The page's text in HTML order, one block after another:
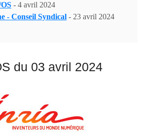
- 4 avril 2024
- Conseil Syndical - 23 avril 2024
du 03 avril 2024